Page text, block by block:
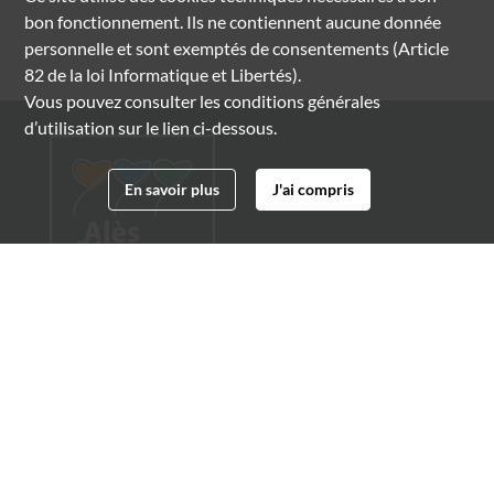
bon fonctionnement. Ils ne contiennent aucune donnée
personnelle et sont exemptés de consentements (Article
82 de la loi Informatique et Libertés).
Vous pouvez consulter les conditions générales
d’utilisation sur le lien ci-dessous.
En savoir plus J'ai compris